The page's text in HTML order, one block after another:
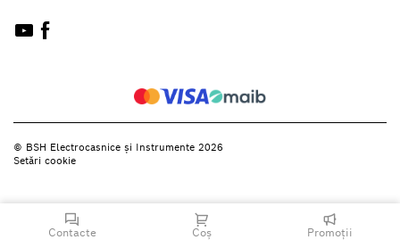
© BSH Electrocasnice și Instrumente 2026
Setări cookie
Contacte Coș Promoții